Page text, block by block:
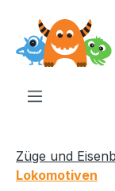
springen
Züge und
Lokomotiven